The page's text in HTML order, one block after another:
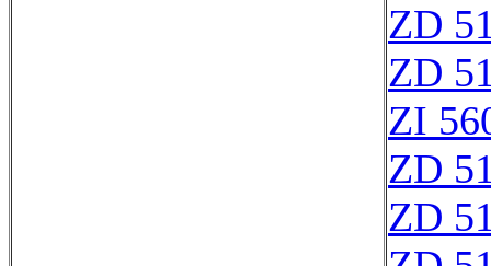
ZD
ZD
ZI
ZD
ZD